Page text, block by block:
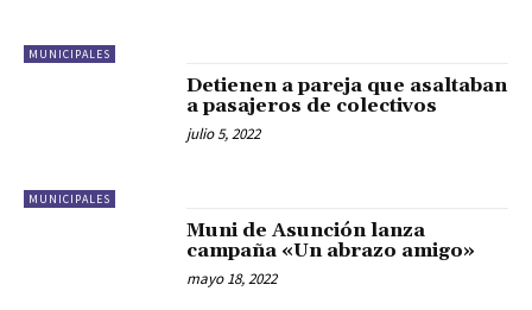
MUNICIPALES
MUNICIPALES
Detienen a pareja que asaltaban
a pasajeros de colectivos
julio 5, 2022
Muni de Asunción lanza
campaña «Un abrazo amigo»
mayo 18, 2022